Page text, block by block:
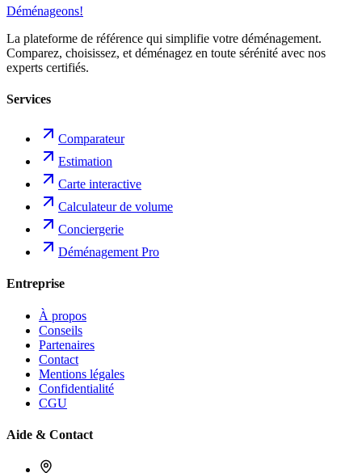
Déménageons!
La plateforme de référence qui simplifie votre déménagement.
Comparez, choisissez, et déménagez en toute sérénité avec nos
experts certifiés.
Services
Comparateur
Estimation
Carte interactive
Calculateur de volume
Conciergerie
Déménagement Pro
Entreprise
À propos
Conseils
Partenaires
Contact
Mentions légales
Confidentialité
CGU
Aide & Contact